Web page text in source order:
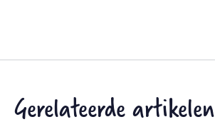
Gerelateerde artikelen